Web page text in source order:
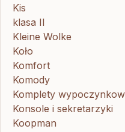
Kis
klasa II
Kleine Wolke
Koło
Komfort
Komody
Komplety
Konsole i sekretarzyki
Koopman